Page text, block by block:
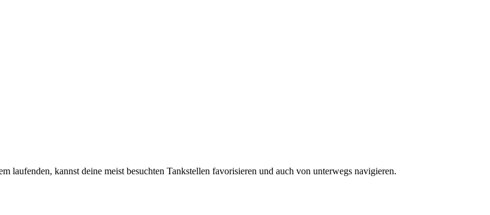
kannst deine meist besuchten Tankstellen favorisieren und auch von unterwegs navigieren.